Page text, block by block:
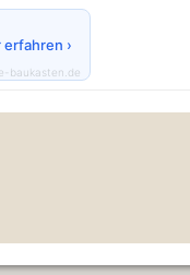
erfahren ›
baukasten.de